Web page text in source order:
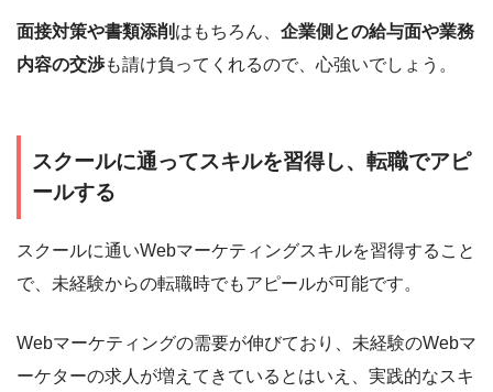
面接対策や書類添削 はもちろん、 企業側との給与面や業務
内容の交渉も請け負ってくれるので、心強いでしょう。
スクールに通ってスキルを習得し、転職でアピ
ールする
スクールに通いWebマーケティングスキルを習得すること
で、未経験からの転職時でもアピールが可能です。
Webマーケティングの需要が伸びており、未経験のWebマ
ーケターの求人が増えてきているとはいえ、実践的なスキ